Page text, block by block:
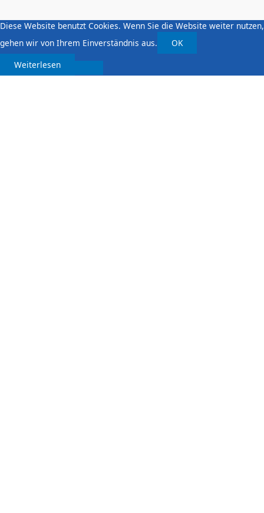
Diese Website benutzt Cookies. Wenn Sie die Website weiter nutzen,
gehen wir von Ihrem Einverständnis aus.
OK
Weiterlesen